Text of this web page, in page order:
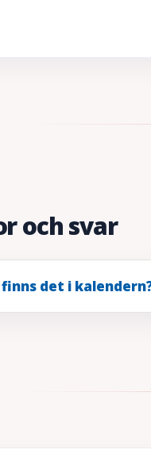
och svar
det i